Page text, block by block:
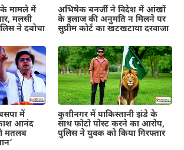
के मामले में
मलसी
ने दबोचा
अभिषेक बनर्जी ने विदेश में आंखों
के इलाज की अनुमति न मिलने पर
सुप्रीम कोर्ट का खटखटाया दरवाजा
में
आनंद
मतलब
कुशीनगर में पाकिस्तानी झंडे के
साथ फोटो पोस्ट करने का आरोप,
पुलिस ने युवक को किया गिरफ्तार